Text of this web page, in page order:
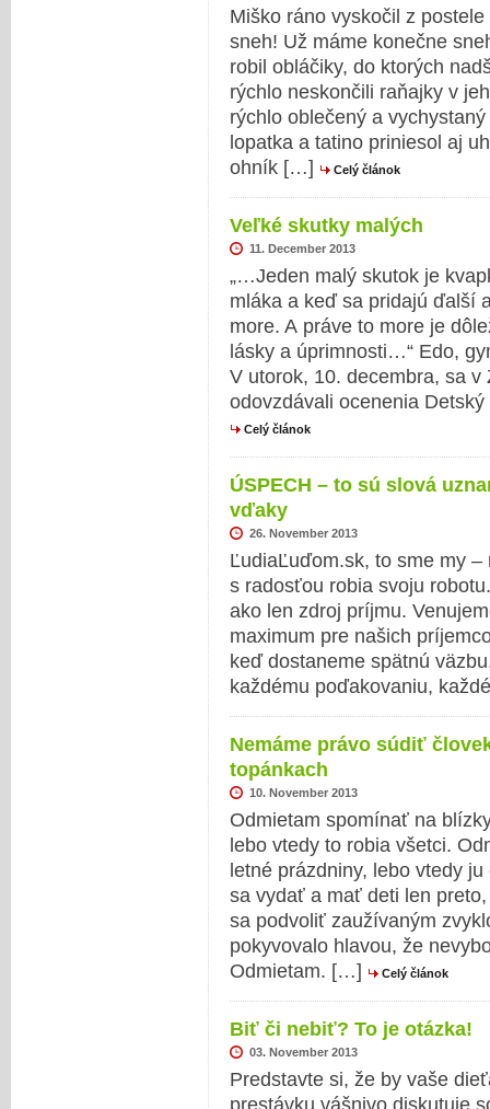
Miško ráno vyskočil z
sneh! Už máme konečne
robil obláčiky, do ktorých
rýchlo neskončili raňajky v
rýchlo oblečený a
lopatka a tatino priniesol aj
ohník […]
Celý článok
Veľké skutky malých
11. December 2013
„…Jeden malý skutok je
mláka a keď sa pridajú ďalší
more. A práve to more je
lásky a úprimnosti…“ Edo,
V utorok, 10. decembra, sa
odovzdávali ocenenia
Celý článok
ÚSPECH – to sú slová
vďaky
26. November 2013
ĽudiaĽuďom.sk, to sme my
s radosťou robia svoju
ako len zdroj príjmu.
maximum pre našich
keď dostaneme spätnú
každému poďakovaniu,
Nemáme právo súdiť
topánkach
10. November 2013
Odmietam spomínať na
lebo vtedy to robia všetci.
letné prázdniny, lebo vtedy
sa vydať a mať deti len
sa podvoliť zaužívaným
pokyvovalo hlavou, že
Odmietam. […]
Celý článok
Biť či nebiť? To je otázka!
03. November 2013
Predstavte si, že by vaše
prestávku vášnivo diskutuje